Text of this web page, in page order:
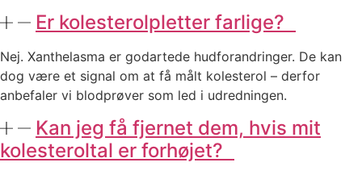
Er kolesterolpletter farlige?
Nej. Xanthelasma er godartede hudforandringer. De kan
dog være et signal om at få målt kolesterol – derfor
anbefaler vi blodprøver som led i udredningen.
Kan jeg få fjernet dem, hvis mit
kolesteroltal er forhøjet?